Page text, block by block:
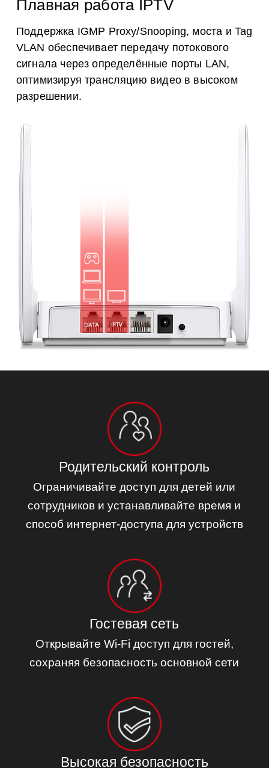
Плавная работа IPTV
Поддержка IGMP Proxy/Snooping, моста и Tag
VLAN обеспечивает передачу потокового
сигнала через определённые порты LAN,
оптимизируя трансляцию видео в высоком
разрешении.
Родительский контроль
Ограничивайте доступ для детей или
сотрудников и устанавливайте время и
способ интернет-доступа для устройств
Гостевая сеть
Открывайте Wi-Fi доступ для гостей,
сохраняя безопасность основной сети
Высокая безопасность